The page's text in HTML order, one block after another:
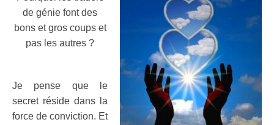
de génie font des
bons et gros coups et
pas les autres ?
Je pense que le
secret réside dans la
force de conviction. Et